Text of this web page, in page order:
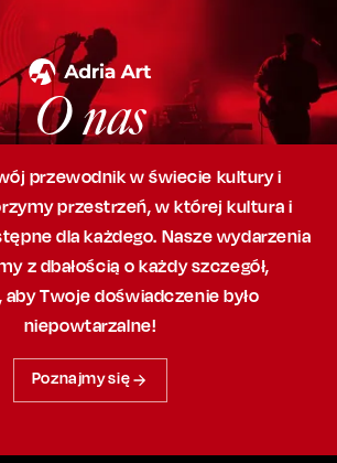
O nas
przewodnik w świecie kultury i
przestrzeń,w której kultura i
dla każdego. Nasze wydarzenia
z dbałością o każdy szczegół,
abyTwoje doświadczenie było
niepowtarzalne!
Poznajmy się